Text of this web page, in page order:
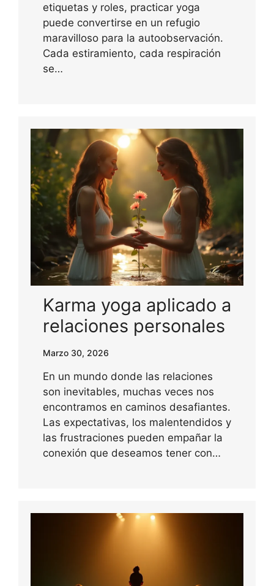
etiquetas y roles, practicar yoga
puede convertirse en un refugio
maravilloso para la autoobservación.
Cada estiramiento, cada respiración
se…
Karma yoga aplicado a
relaciones personales
Marzo 30, 2026
En un mundo donde las relaciones
son inevitables, muchas veces nos
encontramos en caminos desafiantes.
Las expectativas, los malentendidos y
las frustraciones pueden empañar la
conexión que deseamos tener con…